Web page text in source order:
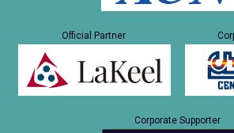
Official Partner
Corporate Supporter